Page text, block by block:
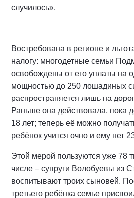
случилось».
Востребована в регионе и
налогу: многодетные семьи
освобождены от его уплаты на
мощностью до 250 лошадиных
распространяется лишь на
Раньше она действовала, пока
18 лет; теперь её можно
ребёнок учится очно и ему нет
Этой мерой пользуются уже 78
числе – супруги Волобуевы из
воспитывают троих сыновей.
третьего ребёнка семье